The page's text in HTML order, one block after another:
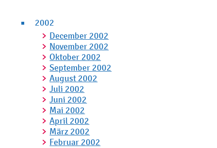
2002
December 2002
November 2002
Oktober 2002
September 2002
August 2002
Juli 2002
Juni 2002
Mai 2002
April 2002
März 2002
Februar 2002